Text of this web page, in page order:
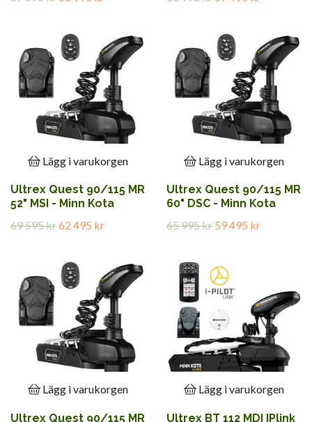
Lägg i varukorgen
Ultrex Quest 90/115 MR
52" MSI - Minn Kota
69 595 kr62 495 kr
Lägg i varukorgen
Ultrex Quest 90/115 MR
60" DSC - Minn Kota
65 995 kr 59 495 kr
Lägg i varukorgen
Ultrex Quest 90/115 MR
Lägg i varukorgen
Ultrex BT 112 MDI IPlink